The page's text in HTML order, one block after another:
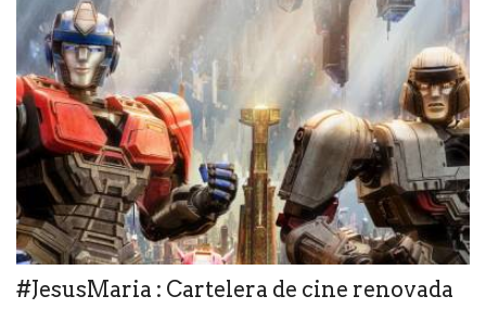
#JesusMaria : Cartelera de cine renovada